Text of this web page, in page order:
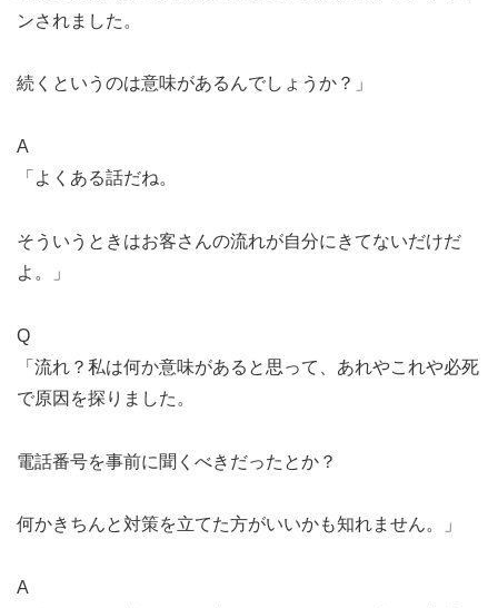
ンされました。
続くというのは意味があるんでしょうか？」
A
「よくある話だね。
そういうときはお客さんの流れが自分にきてないだけだ
よ。」
Q
「流れ？私は何か意味があると思って、あれやこれや必死
で原因を探りました。
電話番号を事前に聞くべきだったとか？
何かきちんと対策を立てた方がいいかも知れません。」
A